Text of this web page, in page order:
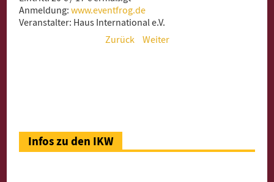
Anmeldung:www.eventfrog.de
Veranstalter: Haus International e.V.
Zurück
Weiter
Infos zu den IKW